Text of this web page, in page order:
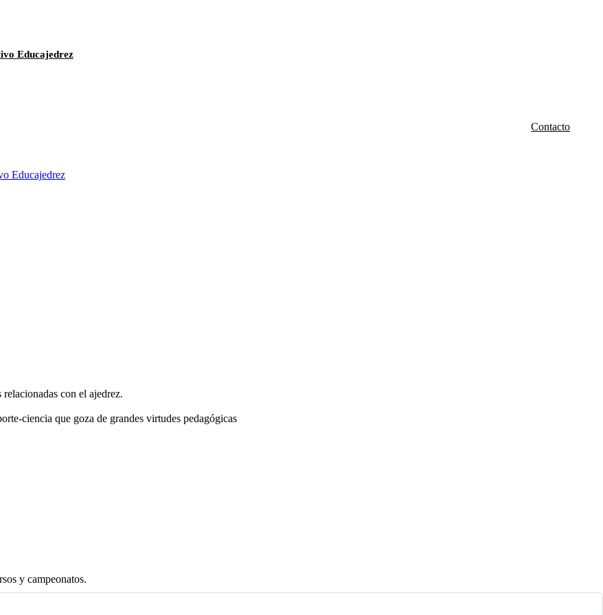
Educajedrez
Educajedrez
Contacto
con el ajedrez.
ciencia que goza de grandes virtudes pedagógicas
y campeonatos.